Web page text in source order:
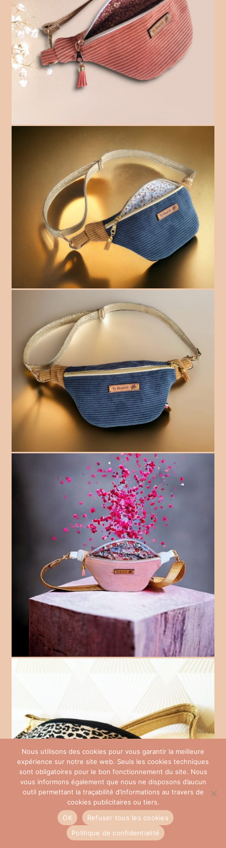
Nous utilisons des cookies pour vous garantir la meilleure
expérience sur notre site web. Seuls les cookies techniques
sont obligatoires pour le bon fonctionnement du site. Nous
vous informons également que nous ne disposons d’aucun
outil permettant la traçabilité d’informations au travers de
cookies publicitaires ou tiers.
OK
Refuser tous les cookies
Politique de confidentialité